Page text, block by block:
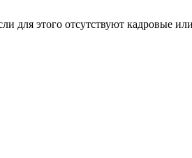
этого отсутствуют кадровые